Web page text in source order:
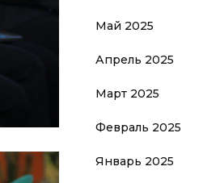
Май 2025
Апрель 2025
Март 2025
Февраль 2025
Январь 2025